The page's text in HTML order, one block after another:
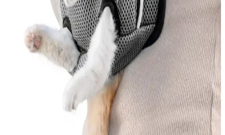
Yüksek yapışkanlı yüzeyi ve çeşitli modelleriyle smarter tüy
toplayıcı rulo, evcil hayvan tüyleri ve küçük kirleri kolayca temizler,
tekrar kullanılabilir seçenekleriyle ekonomik ve çevre dostudur.
Joker Köpek Maması 15 Kg: Sağlıklı ve Ekonomik
Beslenme Seçeneği
Joker 15 kg köpek maması, sağlıklı gelişim ve enerji için uygun,
ekonomik ve pratik bir seçimdir. Farklı ihtiyaçlara uygun içerik ve
boyut seçenekleriyle evcil hayvanlarınızın yaşam kalitesini artırır.
Raid Hamam Böceği Tabletleri: Güvenli ve Etkili
Haşere Mücadele Yöntemi